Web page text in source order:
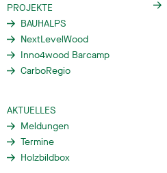
PROJEKTE
BAUHALPS
NextLevelWood
Inno4wood Barcamp
CarboRegio
AKTUELLES
Meldungen
Termine
Holzbildbox